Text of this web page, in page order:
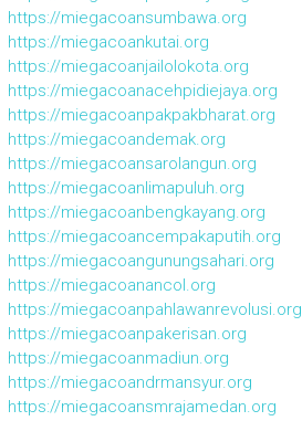
https://miegacoansumbawa.org
https://miegacoankutai.org
https://miegacoanjailolokota.org
https://miegacoanacehpidiejaya.org
https://miegacoanpakpakbharat.org
https://miegacoandemak.org
https://miegacoansarolangun.org
https://miegacoanlimapuluh.org
https://miegacoanbengkayang.org
https://miegacoancempakaputih.org
https://miegacoangunungsahari.org
https://miegacoanancol.org
https://miegacoanpahlawanrevolusi.org
https://miegacoanpakerisan.org
https://miegacoanmadiun.org
https://miegacoandrmansyur.org
https://miegacoansmrajamedan.org